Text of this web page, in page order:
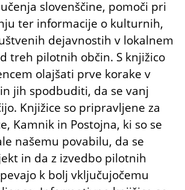
slovenščine, pomoči pri
ter informacije o kulturnih,
dejavnostih v lokalnem
treh pilotnih občin. S knjižico
olajšati prve korake v
jih spodbuditi, da se vanj
Knjižice so pripravljene za
Kamnik in Postojna, ki so se
našemu povabilu, da se
in da z izvedbo pilotnih
k bolj vključujočemu